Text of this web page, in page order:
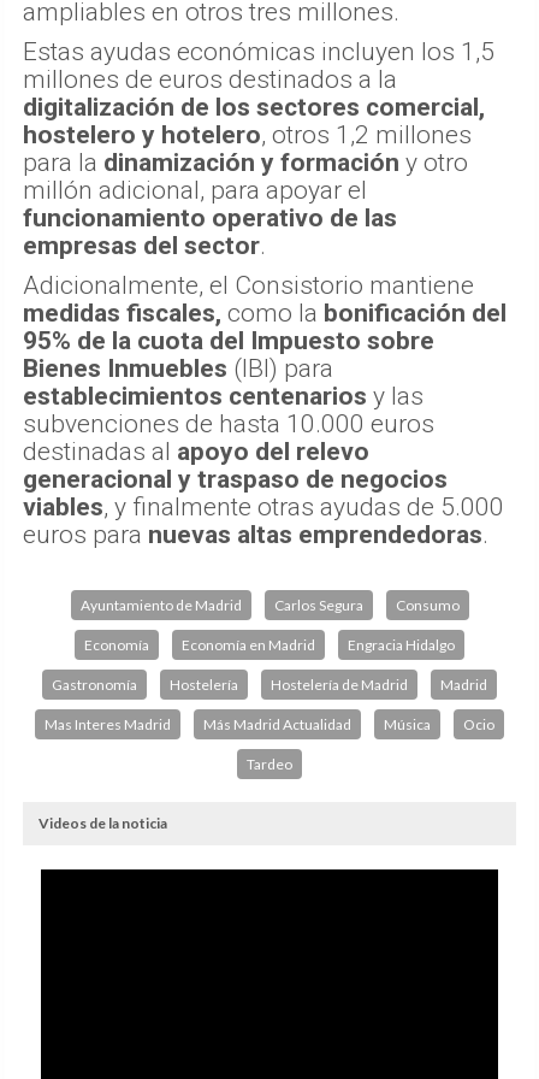
ampliables en otros tres millones.
Estas ayudas económicas incluyen los 1,5
millones de euros destinados a la
digitalización de los sectores comercial,
hostelero y hotelero, otros 1,2 millones
para la dinamización y formación y otro
millón adicional, para apoyar el
funcionamiento operativo de las
empresas del sector.
Adicionalmente, el Consistorio mantiene
medidas fiscales, como la bonificación del
95% de la cuota del Impuesto sobre
Bienes Inmuebles (IBI) para
establecimientos centenarios y las
subvenciones de hasta 10.000 euros
destinadas al apoyo del relevo
generacional y traspaso de negocios
viables, y finalmente otras ayudas de 5.000
euros para nuevas altas emprendedoras.
Ayuntamiento de Madrid Carlos Segura Consumo
Economía Economía en Madrid Engracia Hidalgo
Gastronomía Hostelería Hostelería de Madrid Madrid
Mas Interes Madrid Más Madrid Actualidad Música Ocio
Tardeo
Videos de la noticia